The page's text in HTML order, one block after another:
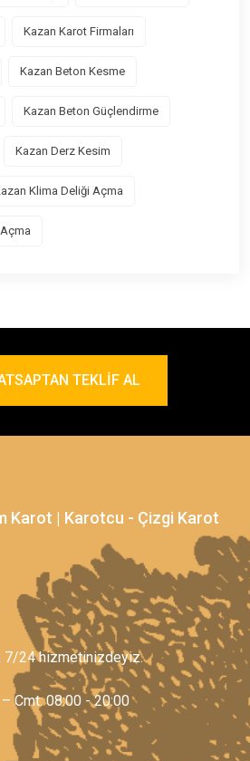
Kazan Karot Firmaları
Kazan Beton Kesme
Kazan Beton Güçlendirme
Kazan Derz Kesim
Klima Deliği Açma
TEKLIF AL
Karot | Karotcu - Çizgi Karot
7/24 hizmetinizdeyiz.
Cmt: 08:00 - 20:00